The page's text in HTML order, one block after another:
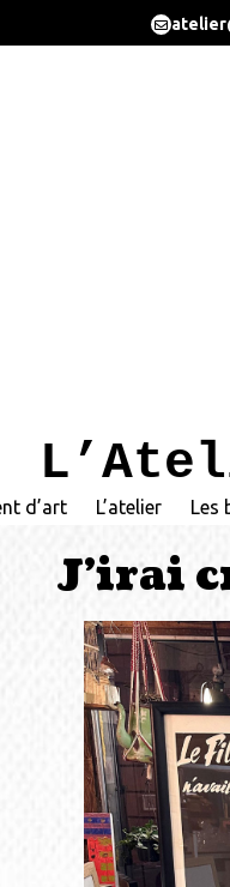
d’art L’atelier Les
J’irai